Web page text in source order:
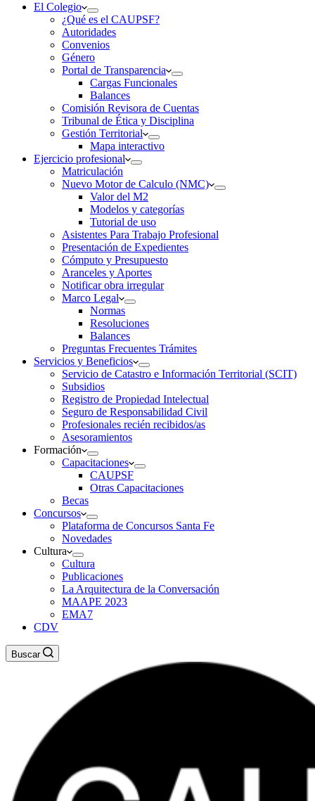
El Colegio
¿Qué es el CAUPSF?
Autoridades
Convenios
Género
Portal de Transparencia
Cargas Funcionales
Balances
Comisión Revisora de Cuentas
Tribunal de Ética y Disciplina
Gestión Territorial
Mapa interactivo
Ejercicio profesional
Matriculación
Nuevo Motor de Calculo (NMC)
Valor del M2
Modelos y categorías
Tutorial de uso
Asistentes Para Trabajo Profesional
Presentación de Expedientes
Cómputo y Presupuesto
Aranceles y Aportes
Notificar obra irregular
Marco Legal
Normas
Resoluciones
Balances
Preguntas Frecuentes Trámites
Servicios y Beneficios
Servicio de Catastro e Información Territorial (SCIT)
Subsidios
Registro de Propiedad Intelectual
Seguro de Responsabilidad Civil
Profesionales recién recibidos/as
Asesoramientos
Formación
Capacitaciones
CAUPSF
Otras Capacitaciones
Becas
Concursos
Plataforma de Concursos Santa Fe
Novedades
Cultura
Cultura
Publicaciones
La Arquitectura de la Conversación
MAAPE 2023
EMA7
CDV
Buscar